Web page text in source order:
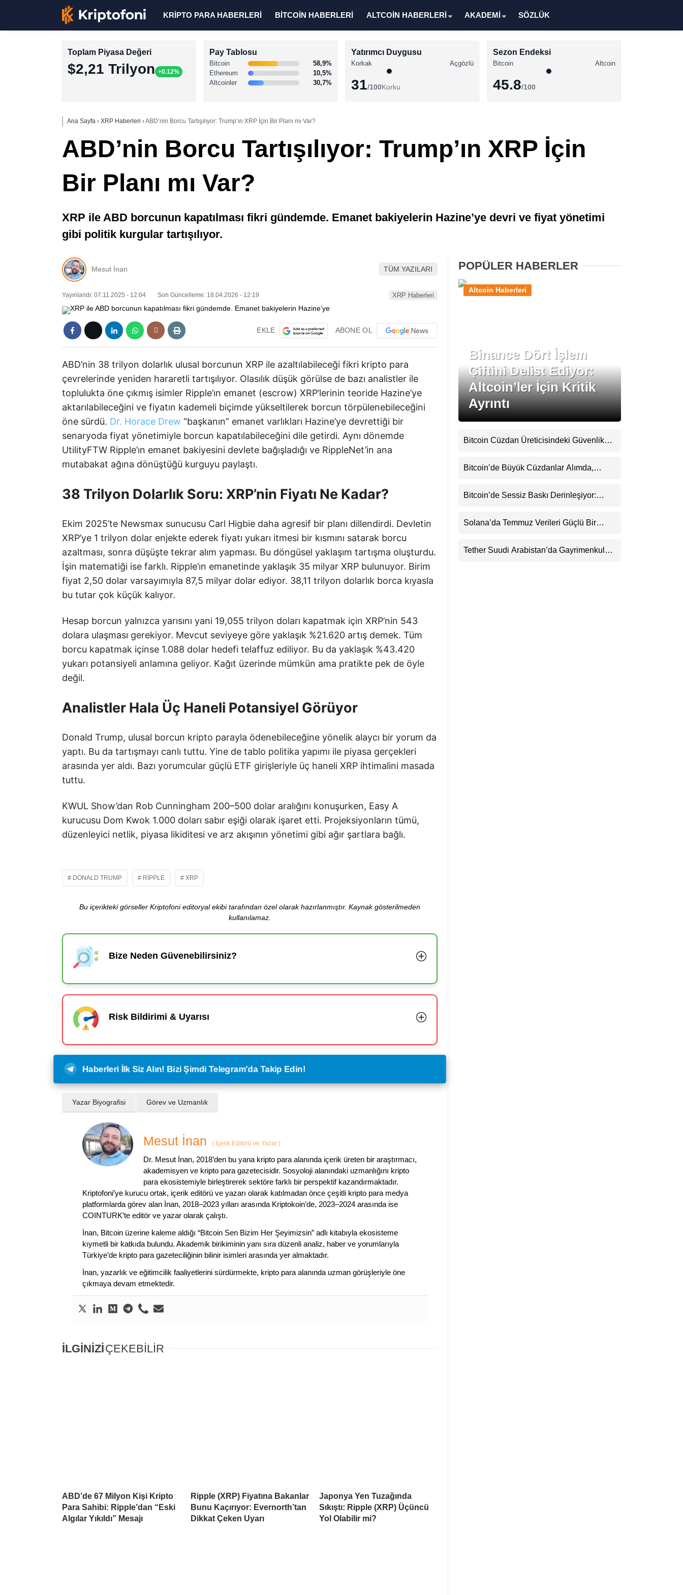
Altcoin Haberleri
KRİPTO PARA HABERLERİ BİTCOİN HABERLERİ ALTCOİN HABERLERİ AKADEMİ SÖZLÜK
Toplam Piyasa Değeri
$2,21 Trilyon +0.12%
Pay Tablosu
Bitcoin
58,9%
Ethereum
10,5%
Altcoinler
30,7%
Yatırımcı Duygusu
Korkak Açgözlü
31/100Korku
Sezon Endeksi
Bitcoin Altcoin
45.8/100
Ana Sayfa › XRP Haberleri ›ABD’nin Borcu Tartışılıyor: Trump’ın XRP İçin Bir Planı mı Var?
ABD’nin Borcu Tartışılıyor: Trump’ın XRP İçin
Bir Planı mı Var?
XRP ile ABD borcunun kapatılması fikri gündemde. Emanet bakiyelerin Hazine’ye devri ve fiyat yönetimi
gibi politik kurgular tartışılıyor.
Mesut İnan TÜM YAZILARI
Yayınlandı: 07.11.2025 - 12:04 Son Güncelleme: 18.04.2026 - 12:19 XRP Haberleri
EKLE ABONE OL
ABD’nin 38 trilyon dolarlık ulusal borcunun XRP ile azaltılabileceği fikri kripto para
çevrelerinde yeniden hararetli tartışılıyor. Olasılık düşük görülse de bazı analistler ile
toplulukta öne çıkmış isimler Ripple’ın emanet (escrow) XRP’lerinin teoride Hazine’ye
aktarılabileceğini ve fiyatın kademeli biçimde yükseltilerek borcun törpülenebileceğini
öne sürdü. Dr. Horace Drew “başkanın” emanet varlıkları Hazine’ye devrettiği bir
senaryoda fiyat yönetimiyle borcun kapatılabileceğini dile getirdi. Aynı dönemde
UtilityFTW Ripple’ın emanet bakiyesini devlete bağışladığı ve RippleNet’in ana
mutabakat ağına dönüştüğü kurguyu paylaştı.
38 Trilyon Dolarlık Soru: XRP’nin Fiyatı Ne Kadar?
Ekim 2025’te Newsmax sunucusu Carl Higbie daha agresif bir planı dillendirdi. Devletin
XRP’ye 1 trilyon dolar enjekte ederek fiyatı yukarı itmesi bir kısmını satarak borcu
azaltması, sonra düşüşte tekrar alım yapması. Bu döngüsel yaklaşım tartışma oluşturdu.
İşin matematiği ise farklı. Ripple’ın emanetinde yaklaşık 35 milyar XRP bulunuyor. Birim
fiyat 2,50 dolar varsayımıyla 87,5 milyar dolar ediyor. 38,11 trilyon dolarlık borca kıyasla
bu tutar çok küçük kalıyor.
Hesap borcun yalnızca yarısını yani 19,055 trilyon doları kapatmak için XRP’nin 543
dolara ulaşması gerekiyor. Mevcut seviyeye göre yaklaşık %21.620 artış demek. Tüm
borcu kapatmak içinse 1.088 dolar hedefi telaffuz ediliyor. Bu da yaklaşık %43.420
yukarı potansiyeli anlamına geliyor. Kağıt üzerinde mümkün ama pratikte pek de öyle
değil.
Analistler Hala Üç Haneli Potansiyel Görüyor
Donald Trump, ulusal borcun kripto parayla ödenebileceğine yönelik alaycı bir yorum da
yaptı. Bu da tartışmayı canlı tuttu. Yine de tablo politika yapımı ile piyasa gerçekleri
arasında yer aldı. Bazı yorumcular güçlü ETF girişleriyle üç haneli XRP ihtimalini masada
tuttu.
KWUL Show’dan Rob Cunningham 200–500 dolar aralığını konuşurken, Easy A
kurucusu Dom Kwok 1.000 doları sabır eşiği olarak işaret etti. Projeksiyonların tümü,
düzenleyici netlik, piyasa likiditesi ve arz akışının yönetimi gibi ağır şartlara bağlı.
DONALD TRUMP RIPPLE XRP
Bu içerikteki görseller Kriptofoni editoryal ekibi tarafından özel olarak hazırlanmıştır. Kaynak gösterilmeden
kullanılamaz.
Bize Neden Güvenebilirsiniz?
Risk Bildirimi & Uyarısı
Haberleri İlk Siz Alın! Bizi Şimdi Telegram'da Takip Edin!
Yazar Biyografisi Görev ve Uzmanlık
Mesut İnan ( İçerik Editörü ve Yazar )
Dr. Mesut İnan, 2018’den bu yana kripto para alanında içerik üreten bir araştırmacı,
akademisyen ve kripto para gazetecisidir. Sosyoloji alanındaki uzmanlığını kripto
para ekosistemiyle birleştirerek sektöre farklı bir perspektif kazandırmaktadır.
Kriptofoni’ye kurucu ortak, içerik editörü ve yazarı olarak katılmadan önce çeşitli kripto para medya
platformlarda görev alan İnan, 2018–2023 yılları arasında Kriptokoin’de, 2023–2024 arasında ise
COINTURK’te editör ve yazar olarak çalıştı.
İnan, Bitcoin üzerine kaleme aldığı “Bitcoin Sen Bizim Her Şeyimizsin” adlı kitabıyla ekosisteme
kıymetli bir katkıda bulundu. Akademik birikiminin yanı sıra düzenli analiz, haber ve yorumlarıyla
Türkiye’de kripto para gazeteciliğinin bilinir isimleri arasında yer almaktadır.
İnan, yazarlık ve eğitimcilik faaliyetlerini sürdürmekte, kripto para alanında uzman görüşleriyle öne
çıkmaya devam etmektedir.
İLGİNİZİÇEKEBİLİR
ABD’de 67 Milyon Kişi Kripto
Para Sahibi: Ripple’dan “Eski
Algılar Yıkıldı” Mesajı
Ripple (XRP) Fiyatına Bakanlar
Bunu Kaçırıyor: Evernorth’tan
Dikkat Çeken Uyarı
Japonya Yen Tuzağında
Sıkıştı: Ripple (XRP) Üçüncü
Yol Olabilir mi?
POPÜLER HABERLER
Binance Dört İşlem
Çiftini Delist Ediyor:
Altcoin’ler İçin Kritik
Ayrıntı
Altcoin Haberleri
Bitcoin Cüzdan Üreticisindeki Güvenlik
Belirsizliğini Koruyor
Bitcoin’de Büyük Cüzdanlar Alımda,
Dolar Senaryosuna mı Hazırlanıyor?
Bitcoin’de Sessiz Baskı Derinleşiyor:
Henüz Yok
Solana’da Temmuz Verileri Güçlü Bir
Kez Sadece Memecoin’ler Taşımıyor
Tether Suudi Arabistan’da Gayrimenkul